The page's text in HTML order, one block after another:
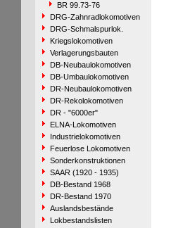
BR 99.73-76
DRG-Zahnradlokomotiven
DRG-Schmalspurlok.
Kriegslokomotiven
Verlagerungsbauten
DB-Neubaulokomotiven
DB-Umbaulokomotiven
DR-Neubaulokomotiven
DR-Rekolokomotiven
DR - "6000er"
ELNA-Lokomotiven
Industrielokomotiven
Feuerlose Lokomotiven
Sonderkonstruktionen
SAAR (1920 - 1935)
DB-Bestand 1968
DR-Bestand 1970
Auslandsbestände
Lokbestandslisten